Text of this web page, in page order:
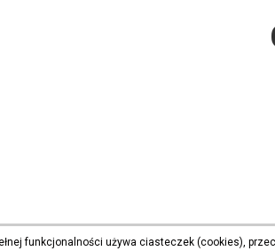
funkcjonalności używa ciasteczek (cookies),